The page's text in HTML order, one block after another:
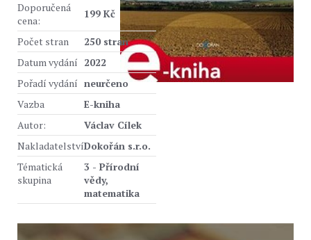
Doporučená
cena:
199 Kč
Počet stran
250 stran
Datum vydání 2022
Pořadí vydání neurčeno
Vazba
E-kniha
Autor:
Václav Cílek
NakladatelstvíDokořán s.r.o.
Tématická
skupina
3 - Přírodní
vědy,
matematika